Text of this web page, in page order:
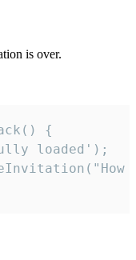
is over.
{
loaded');